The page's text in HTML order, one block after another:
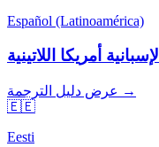
Español (Latinoamérica)
الإسبانية أمريكا اللاتينية
عرض دليل الترجمة →
🇪🇪
Eesti